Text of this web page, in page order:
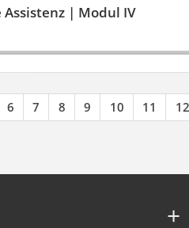
Assistenz | Modul IV
6 7 8 9 10 11 12